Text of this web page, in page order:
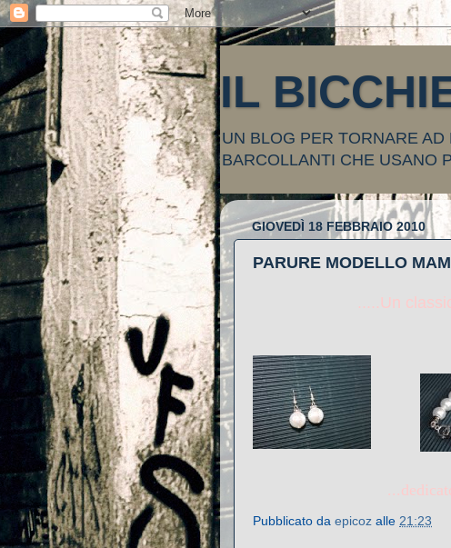
IL
UN BLOG PER TORNARE
BARCOLLANTI CHE USANO
GIOVEDÌ 18 FEBBRAIO 2010
PARURE MODELLO
.....Un
Pubblicato da epicoz alle 21:23